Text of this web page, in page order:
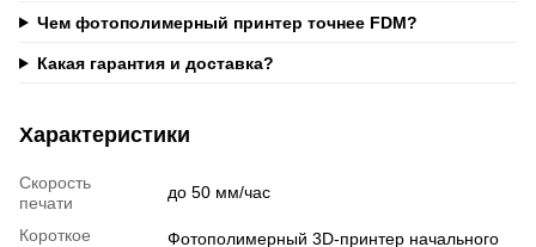
Чем фотополимерный принтер точнее FDM?
Какая гарантия и доставка?
Характеристики
Скорость
печати
до 50 мм/час
Короткое
Фотополимерный 3D-принтер начального